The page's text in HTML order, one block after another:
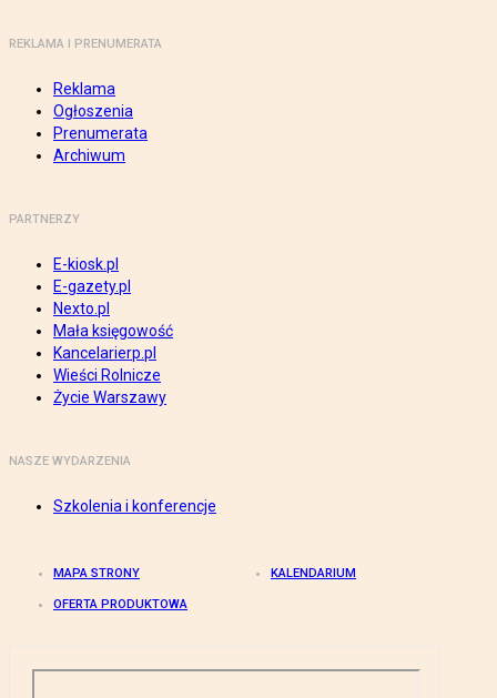
REKLAMA I PRENUMERATA
Reklama
Ogłoszenia
Prenumerata
Archiwum
PARTNERZY
E-kiosk.pl
E-gazety.pl
Nexto.pl
Mała księgowość
Kancelarierp.pl
Wieści Rolnicze
Życie Warszawy
NASZE WYDARZENIA
Szkolenia i konferencje
MAPA STRONY KALENDARIUM
OFERTA PRODUKTOWA